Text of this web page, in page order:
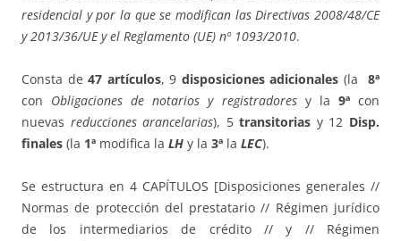
residencial y por la que se modifican las Directivas 2008/48/CE
y 2013/36/UE y el Reglamento (UE) nº 1093/2010.
Consta de47 artículos, 9 disposiciones adicionales (la8ª
con Obligaciones de notarios y registradoresy la 9ªcon
nuevas reducciones arancelarias), 5transitorias y 12 Disp.
finales (la 1ª modifica la LH y la 3ª la LEC).
Se estructura en 4 CAPÍTULOS [Disposiciones generales //
Normas de protección del prestatario // Régimen jurídico
de los intermediarios de crédito // y // Régimen